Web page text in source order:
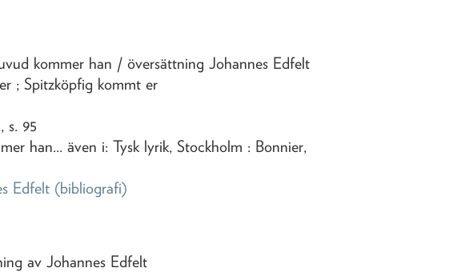
kommer han / översättning Johannes Edfelt
; Spitzköpfig kommt er
s. 95
han... även i: Tysk lyrik, Stockholm : Bonnier,
Edfelt (bibliografi)
av Johannes Edfelt